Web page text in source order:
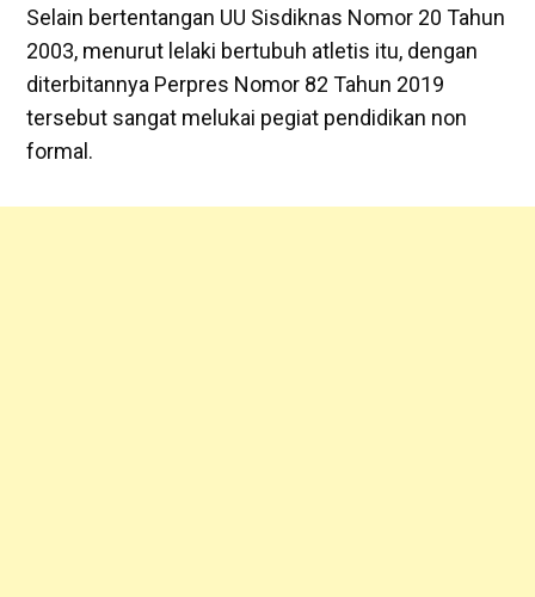
Selain bertentangan UU Sisdiknas Nomor 20 Tahun
2003, menurut lelaki bertubuh atletis itu, dengan
diterbitannya Perpres Nomor 82 Tahun 2019
tersebut sangat melukai pegiat pendidikan non
formal.